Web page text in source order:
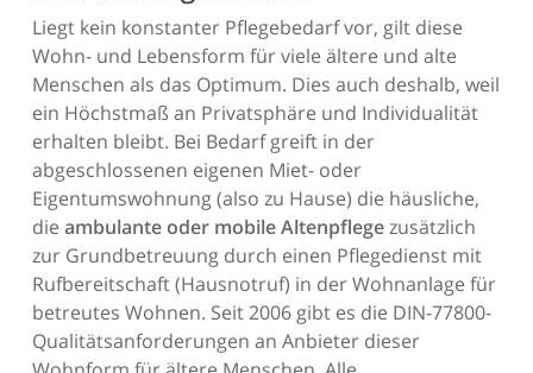
Liegt kein konstanter Pflegebedarf vor, gilt diese
Wohn- und Lebensform für viele ältere und alte
Menschen als das Optimum. Dies auch deshalb, weil
ein Höchstmaß an Privatsphäre und Individualität
erhalten bleibt. Bei Bedarf greift in der
abgeschlossenen eigenen Miet- oder
Eigentumswohnung (also zu Hause) die häusliche,
die ambulante oder mobile Altenpflegezusätzlich
zur Grundbetreuung durch einen Pflegedienst mit
Rufbereitschaft (Hausnotruf) in der Wohnanlage für
betreutes Wohnen. Seit 2006 gibt es die DIN-77800-
Qualitätsanforderungen an Anbieter dieser